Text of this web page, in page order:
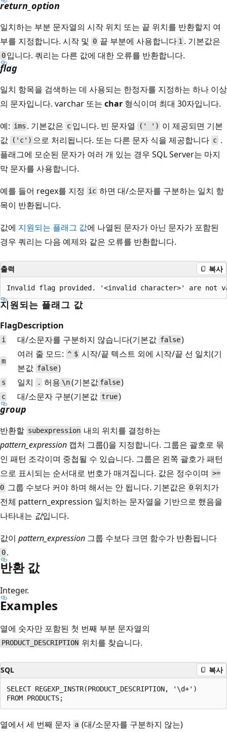
return_option
일치하는 부분 문자열의 시작 위치 또는 끝 위치를 반환할지 여
부를 지정합니다. 시작 및
0 끝 부분에 사용합니다 1. 기본값은
0 입니다. 쿼리는 다른 값에 대한 오류를 반환합니다.
flag
일치 항목을 검색하는 데 사용되는 한정자를 지정하는 하나 이상
의 문자입니다. varchar 또는 char 형식이며 최대 30자입니다.
예: ims . 기본값은 c입니다. 빈 문자열 (' ') 이 제공되면 기본
값
('c') 으로 처리됩니다. 또는 다른 문자 식을 제공합니다 c.
플래그에 모순된 문자가 여러 개 있는 경우 SQL Server는 마지
막 문자를 사용합니다.
예를 들어 regex를 지정
ic 하면 대/소문자를 구분하는 일치 항
목이 반환됩니다.
값에 지원되는 플래그 값에 나열된 문자가 아닌 문자가 포함된
경우 쿼리는 다음 예제와 같은 오류를 반환합니다.
출력 복사
지원되는 플래그 값
FlagDescription
i 대/소문자를 구분하지 않습니다(기본값 false)
m
여러 줄 모드: ^ $시작/끝 텍스트 외에 시작/끝 선 일치(기
본값 false)
s 일치 . 허용 \n(기본값 false)
c 대/소문자 구분(기본값 true)
group
반환할 subexpression 내의 위치를 결정하는
pattern_expression 캡처 그룹()을 지정합니다. 그룹은 괄호로 묶
인 패턴 조각이며 중첩될 수 있습니다. 그룹은 왼쪽 괄호가 패턴
으로 표시되는 순서대로 번호가 매겨집니다. 값은 정수이며 >=
0그룹 수보다 커야하며 해서는 안 됩니다. 기본값은 0 위치가
전체 pattern_expression 일치하는 문자열을 기반으로 했음을
나타내는 값입니다.
값이 pattern_expression 그룹 수보다 크면 함수가 반환됩니다
0 .
반환 값
Integer.
Examples
열에 숫자만 포함된 첫 번째 부분 문자열의
PRODUCT_DESCRIPTION 위치를 찾습니다.
SQL 복사
SELECT REGEXP_INSTR(PRODUCT_DESCRIPTION, '\d+')
열에서 세 번째 문자 a (대/소문자를 구분하지 않는)